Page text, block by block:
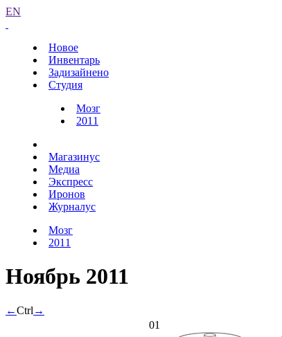
EN
Новое
Инвентарь
Задизайнено
Студия
Мозг
2011
Магазинус
Медиа
Экспресс
Иронов
Журналус
Мозг
2011
Ноябрь 2011
←Ctrl →
01